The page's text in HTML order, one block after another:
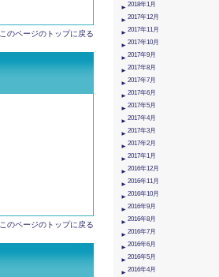
このページのトップに戻る
このページのトップに戻る
2018年1月
2017年12月
2017年11月
2017年10月
2017年9月
2017年8月
2017年7月
2017年6月
2017年5月
2017年4月
2017年3月
2017年2月
2017年1月
2016年12月
2016年11月
2016年10月
2016年9月
2016年8月
2016年7月
2016年6月
2016年5月
2016年4月